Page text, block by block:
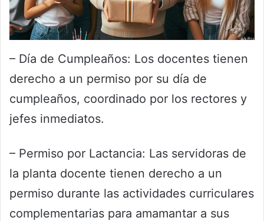
– Día de Cumpleaños: Los docentes tienen
derecho a un permiso por su día de
cumpleaños, coordinado por los rectores y
jefes inmediatos.
– Permiso por Lactancia: Las servidoras de
la planta docente tienen derecho a un
permiso durante las actividades curriculares
complementarias para amamantar a sus